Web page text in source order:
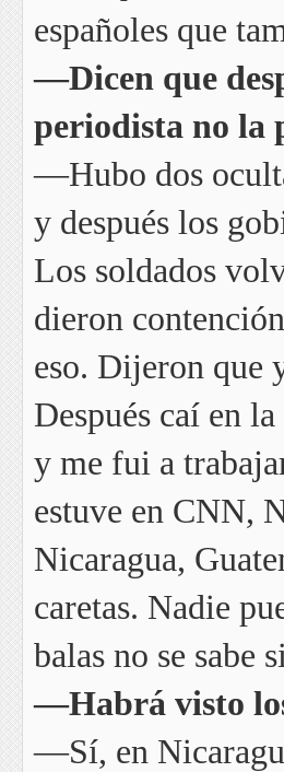
españoles que
—Dicen que
periodista no la
—Hubo dos
y después los
Los soldados
dieron
eso. Dijeron que
Después caí en
y me fui a
estuve en CNN,
Nicaragua,
caretas. Nadie
balas no se sabe
—Habrá visto
—Sí, en